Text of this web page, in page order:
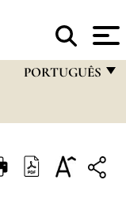
PORTUGUÊS
ITALIANO